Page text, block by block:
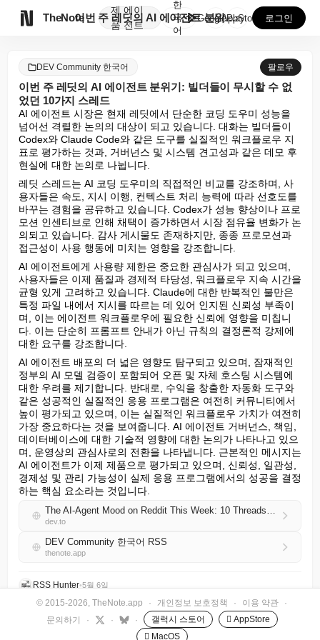
TheNote
제
품
에이
전트
이번 주 레딧의 AI 에이전트 분위기: 빌더들이 무시할...
한
국
어
GooglePlay
AppStore 로그인
DEV Community 한국어 팔로우
이번 주 레딧의 AI 에이전트 분위기: 빌더들이 무시할 수 없
었던 10가지 스레드
AI 에이전트 시장은 현재 레딧에서 단순한 코딩 도우미 성능을
넘어선 격렬한 논의의 대상이 되고 있습니다. 대화는 빌더들이
Codex와 Claude Code와 같은 도구를 실질적인 워크플로우 지
표로 평가하는 것과, 거버넌스 및 시스템 견고성과 같은 데모 후
현실에 대한 논의로 나뉩니다.
레딧 스레드는 AI 코딩 도우미의 직접적인 비교를 강조하며, 사
용자들은 속도, 지시 이행, 컨텍스트 처리 능력에 따라 선호도를
바꾸는 경험을 공유하고 있습니다. Codex가 성능 향상이나 프로
모션 인센티브로 인해 채택이 증가하면서 시장 점유율 변화가 논
의되고 있습니다. 감사 게시물도 존재하지만, 종종 프로모션과
접근성이 사용 행동에 미치는 영향을 강조합니다.
AI 에이전트에게 사용량 제한은 중요한 관심사가 되고 있으며,
사용자들은 이제 품질과 경제적 타당성, 워크플로우 지속 시간을
균형 있게 고려하고 있습니다. Claude에 대한 반복적인 불만은
특정 파일 내에서 지시를 따르는 데 있어 인지된 신뢰성 부족이
며, 이는 에이전트 워크플로우에 필요한 신뢰에 영향을 미칩니
다. 이는 단순히 프롬프트 안내가 아닌 규칙의 결정론적 강제에
대한 요구를 강조합니다.
AI 에이전트 배포의 더 넓은 영향도 탐구되고 있으며, 잠재적인
정부의 AI 모델 검증이 포함되어 오픈 및 자체 호스팅 시스템에
대한 우려를 제기합니다. 반대로, 수익을 창출한 자동화 도구와
같은 성공적인 실질적인 응용 프로그램은 여전히 커뮤니티에서
높이 평가되고 있으며, 이는 실질적인 워크플로우 가치가 여전히
가장 중요하다는 것을 보여줍니다. AI 에이전트 거버넌스, 책임,
데이터베이스에 대한 기술적 영향에 대한 논의가 나타나고 있으
며, 운영상의 관심사로의 전환을 나타냅니다. 근본적인 메시지는
AI 에이전트가 이제 제품으로 평가되고 있으며, 신뢰성, 일관성,
경제성 및 관리 가능성이 실제 응용 프로그램에서의 성공을 결정
하는 핵심 요소라는 것입니다.
The AI-Agent Mood on Reddit This Week: 10 Threads Builders Couldn’t Ignore
dev.to
DEV Community 한국어 RSS
thenote.app
RSS Hunter•5월 6일
© 2015-2026, TheNote.app · 개인정보 보호정책 · 이용 약관
·
문의하기
· · · 갤럭시 스토어
 AppStore
 MacOS